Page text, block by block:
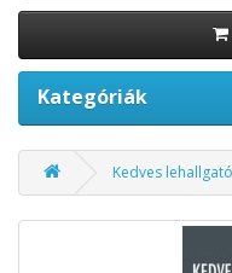
Kategóriák
Kedves